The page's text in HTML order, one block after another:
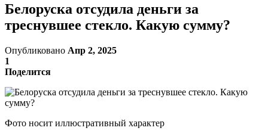
Белоруска отсудила деньги за
треснувшее стекло. Какую сумму?
Опубликовано Апр 2, 2025
1
Поделится
Фото носит иллюстративный характер